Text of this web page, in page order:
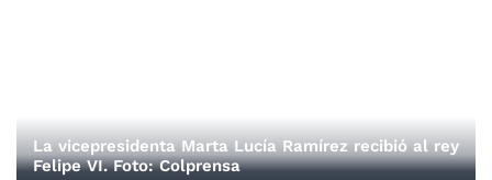
La vicepresidenta Marta Lucía Ramírez recibió al rey
Felipe VI. Foto: Colprensa